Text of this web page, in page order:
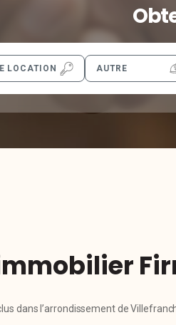
LOCATION AUTRE
dans l’arrondissement de